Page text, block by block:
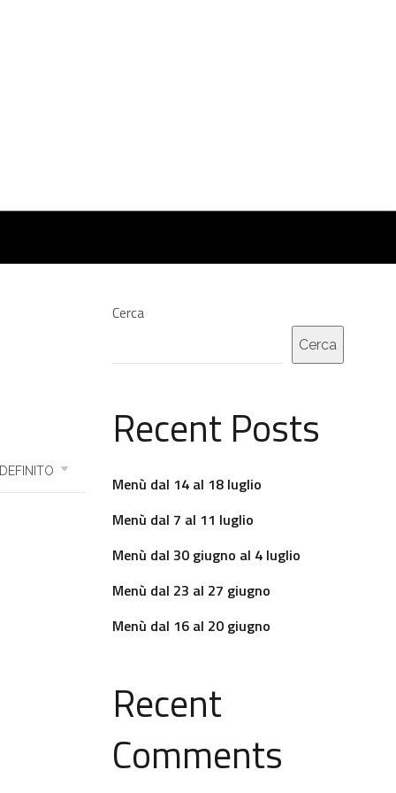
Cerca
Cerca
Recent Posts
Menù dal 14 al 18 luglio
Menù dal 7 al 11 luglio
Menù dal 30 giugno al 4 luglio
Menù dal 23 al 27 giugno
Menù dal 16 al 20 giugno
Recent
Comments